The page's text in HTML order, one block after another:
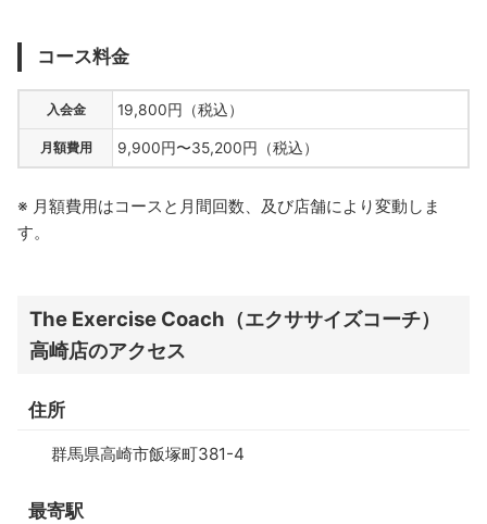
コース料金
入会金 19,800円（税込）
月額費用 9,900円〜35,200円（税込）
※ 月額費用はコースと月間回数、及び店舗により変動しま
す。
The Exercise Coach（エクササイズコーチ）
高崎店のアクセス
住所
群馬県高崎市飯塚町381-4
最寄駅